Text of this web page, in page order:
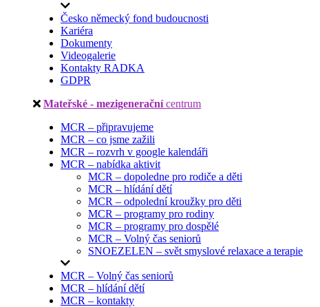
Česko německý fond budoucnosti
Kariéra
Dokumenty
Videogalerie
Kontakty RADKA
GDPR
Mateřské - mezigenerační centrum
MCR – připravujeme
MCR – co jsme zažili
MCR – rozvrh v google kalendáři
MCR – nabídka aktivit
MCR – dopoledne pro rodiče a děti
MCR – hlídání dětí
MCR – odpolední kroužky pro děti
MCR – programy pro rodiny
MCR – programy pro dospělé
MCR – Volný čas seniorů
SNOEZELEN – svět smyslové relaxace a terapie
MCR – Volný čas seniorů
MCR – hlídání dětí
MCR – kontakty